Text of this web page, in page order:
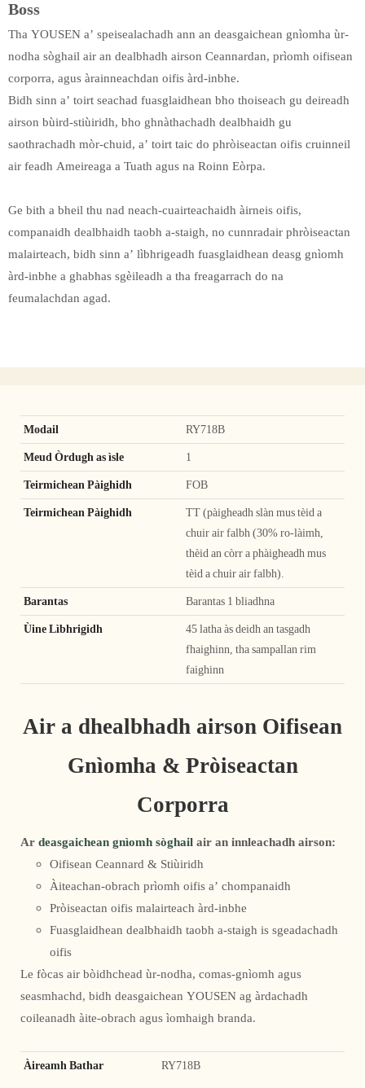
Boss
Tha YOUSEN a’ speisealachadh ann an deasgaichean gnìomha ùr-
nodha sòghail air an dealbhadh airson Ceannardan, prìomh oifisean
corporra, agus àrainneachdan oifis àrd-inbhe.
Bidh sinn a’ toirt seachad fuasglaidhean bho thoiseach gu deireadh
airson bùird-stiùiridh, bho ghnàthachadh dealbhaidh gu
saothrachadh mòr-chuid, a’ toirt taic do phròiseactan oifis cruinneil
air feadh Ameireaga a Tuath agus na Roinn Eòrpa.
Ge bith a bheil thu nad neach-cuairteachaidh àirneis oifis,
companaidh dealbhaidh taobh a-staigh, no cunnradair phròiseactan
malairteach, bidh sinn a’ lìbhrigeadh fuasglaidhean deasg gnìomh
àrd-inbhe a ghabhas sgèileadh a tha freagarrach do na
feumalachdan agad.
Modail RY718B
Meud Òrdugh as ìsle 1
Teirmichean Pàighidh FOB
Teirmichean Pàighidh
TT (pàigheadh ​​slàn mus tèid a
chuir air falbh (30% ro-làimh,
thèid an còrr a phàigheadh ​​mus
tèid a chuir air falbh).
Barantas Barantas 1 bliadhna
Ùine Lìbhrigidh
45 latha às deidh an tasgadh
fhaighinn, tha sampallan rim
faighinn
Air a dhealbhadh airson Oifisean
Gnìomha & Pròiseactan
Corporra
Ar deasgaichean gnìomh sòghail air an innleachadh airson:
Oifisean Ceannard & Stiùiridh
Àiteachan-obrach prìomh oifis a’ chompanaidh
Pròiseactan oifis malairteach àrd-inbhe
Fuasglaidhean dealbhaidh taobh a-staigh is sgeadachadh
oifis
Le fòcas air bòidhchead ùr-nodha, comas-gnìomh agus
seasmhachd, bidh deasgaichean YOUSEN ag àrdachadh
coileanadh àite-obrach agus ìomhaigh branda.
Àireamh Bathar RY718B